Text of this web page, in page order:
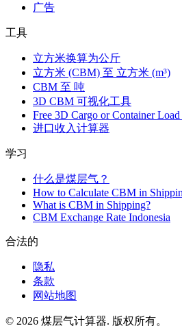
广告
工具
立方米换算为公斤
立方米 (CBM) 至 立方米 (m³)
CBM 至 吨
3D CBM 可视化工具
Free 3D Cargo or Container Load
进口收入计算器
学习
什么是煤层气？
How to Calculate CBM in
What is CBM in Shipping?
CBM Exchange Rate Indonesia
合法的
隐私
条款
网站地图
© 2026 煤层气计算器. 版权所有。